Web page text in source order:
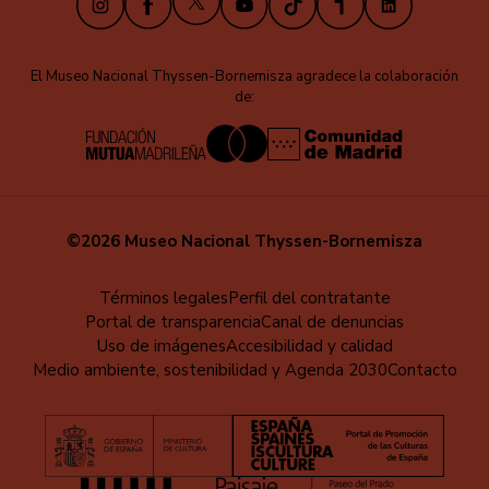
El Museo Nacional Thyssen-Bornemisza agradece la colaboración
de:
©2026 Museo Nacional Thyssen-Bornemisza
Pie
página
Términos legalesPerfil del contratante
Portal de transparenciaCanal de denuncias
Uso de imágenesAccesibilidad y calidad
Medio ambiente, sostenibilidad y Agenda 2030Contacto